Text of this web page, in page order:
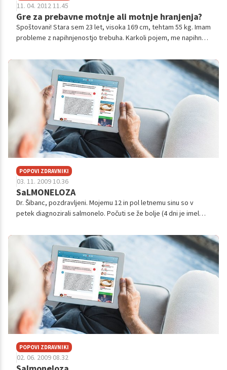
11. 04. 2012 11.45
Gre za prebavne motnje ali motnje hranjenja?
Spoštovani! Stara sem 23 let, visoka 169 cm, tehtam 55 kg. Imam
probleme z napihnjenostjo trebuha. Karkoli pojem, me napihne,
težav, blat...
POPOVI ZDRAVNIKI
03. 11. 2009 10.36
SaLMONELOZA
Dr. Šibanc, pozdravljeni. Mojemu 12 in pol letnemu sinu so v
petek diagnozirali salmonelo. Počuti se že bolje (4 dni je imel
blato ni...
POPOVI ZDRAVNIKI
02. 06. 2009 08.32